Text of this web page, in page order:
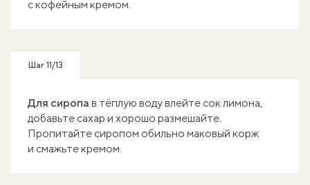
с кофейным кремом.
Шаг 11/13
Для сиропа в тёплую воду влейте сок лимона,
добавьте сахар и хорошо размешайте.
Пропитайте сиропом обильно маковый корж
и смажьте кремом.